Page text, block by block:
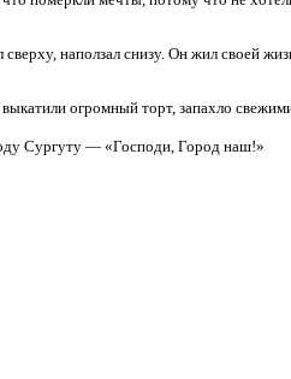
наползал снизу. Он жил
огромный торт, запахло
Сургуту — «Господи, Город наш!»